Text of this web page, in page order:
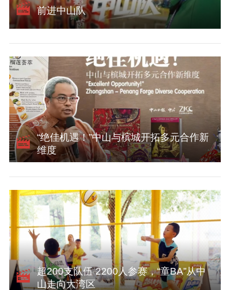
前进中山队
“绝佳机遇！”中山与槟城开拓多元合作新
维度
超200支队伍 2200人参赛，“童BA”从中
山走向大湾区